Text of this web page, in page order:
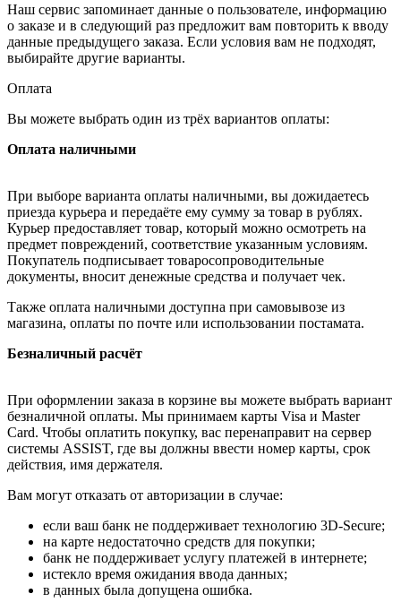
Наш сервис запоминает данные о пользователе, информацию
о заказе и в следующий раз предложит вам повторить к вводу
данные предыдущего заказа. Если условия вам не подходят,
выбирайте другие варианты.
Оплата
Вы можете выбрать один из трёх вариантов оплаты:
Оплата наличными
При выборе варианта оплаты наличными, вы дожидаетесь
приезда курьера и передаёте ему сумму за товар в рублях.
Курьер предоставляет товар, который можно осмотреть на
предмет повреждений, соответствие указанным условиям.
Покупатель подписывает товаросопроводительные
документы, вносит денежные средства и получает чек.
Также оплата наличными доступна при самовывозе из
магазина, оплаты по почте или использовании постамата.
Безналичный расчёт
При оформлении заказа в корзине вы можете выбрать вариант
безналичной оплаты. Мы принимаем карты Visa и Master
Card. Чтобы оплатить покупку, вас перенаправит на сервер
системы ASSIST, где вы должны ввести номер карты, срок
действия, имя держателя.
Вам могут отказать от авторизации в случае:
если ваш банк не поддерживает технологию 3D-Secure;
на карте недостаточно средств для покупки;
банк не поддерживает услугу платежей в интернете;
истекло время ожидания ввода данных;
в данных была допущена ошибка.